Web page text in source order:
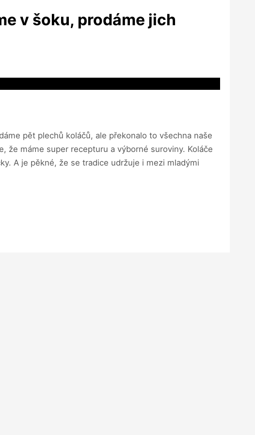
v šoku, prodáme jich
pět plechů koláčů, ale překonalo to všechna naše
že máme super recepturu a výborné suroviny. Koláče
A je pěkné, že se tradice udržuje i mezi mladými